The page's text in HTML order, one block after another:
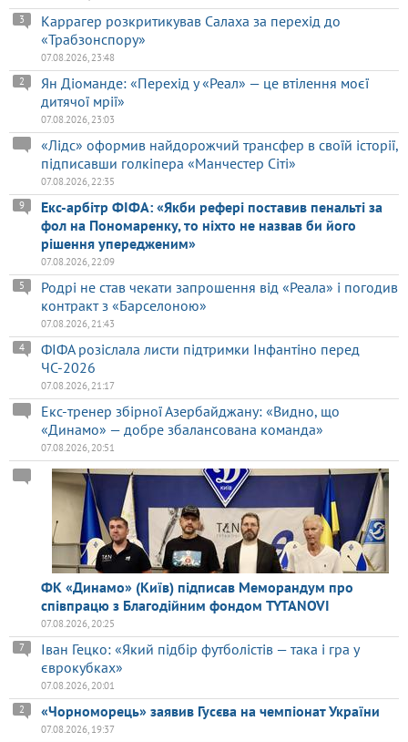
Каррагер розкритикував Салаха за перехід до
«Трабзонспору»
3
07.08.2026, 23:48
Ян Діоманде: «Перехід у «Реал» — це втілення моєї
дитячої мрії»
2
07.08.2026, 23:03
«Лідс» оформив найдорожчий трансфер в своїй історії,
підписавши голкіпера «Манчестер Сіті»
07.08.2026, 22:35
Екс-арбітр ФІФА: «Якби рефері поставив пенальті за
фол на Пономаренку, то ніхто не назвав би його
рішення упередженим»
9
07.08.2026, 22:09
Родрі не став чекати запрошення від «Реала» і погодив
контракт з «Барселоною»
5
07.08.2026, 21:43
ФІФА розіслала листи підтримки Інфантіно перед
ЧС-2026
4
07.08.2026, 21:17
Екс-тренер збірної Азербайджану: «Видно, що
«Динамо» — добре збалансована команда»
07.08.2026, 20:51
ФК «Динамо» (Київ) підписав Меморандум про
співпрацю з Благодійним фондом TYTANOVI
07.08.2026, 20:25
Іван Гецко: «Який підбір футболістів — така і гра у
єврокубках»
7
07.08.2026, 20:01
«Чорноморець» заявив Гусєва на чемпіонат України
2
07.08.2026, 19:37